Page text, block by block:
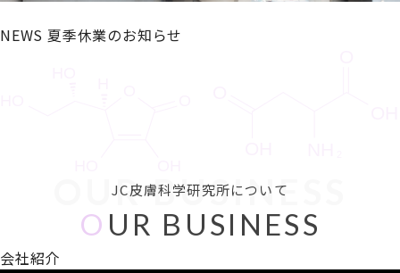
NEWS 夏季休業のお知らせ
JC皮膚科学研究所について
OUR BUSINESS
O UR BUSINESS
会社紹介